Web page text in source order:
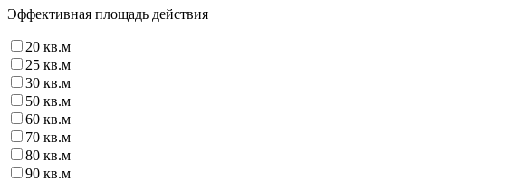
Эффективная площадь действия
20 кв.м
25 кв.м
30 кв.м
50 кв.м
60 кв.м
70 кв.м
80 кв.м
90 кв.м